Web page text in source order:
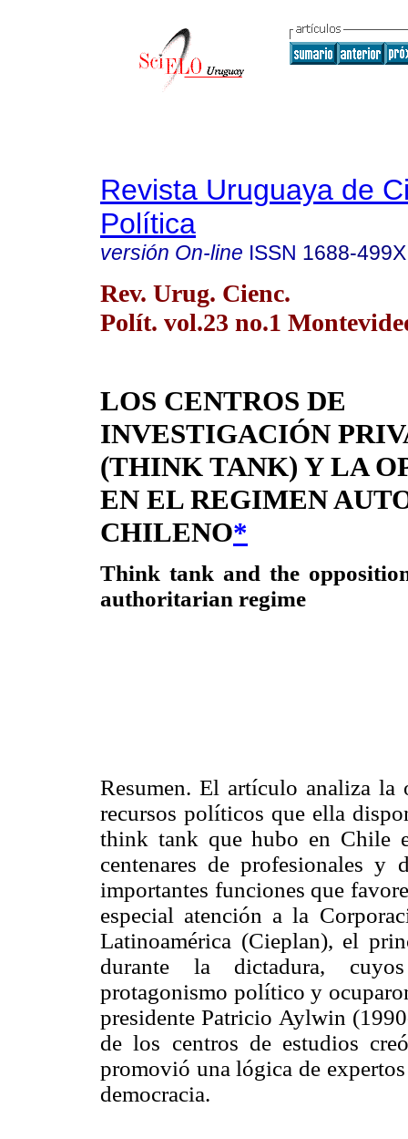
Revista Uruguaya de
Política
versión On-line ISSN 1688-499X
Rev. Urug. Cienc.
Polít. vol.23 no.1
LOS CENTROS DE
INVESTIGACIÓN
(THINK TANK) Y LA
EN EL REGIMEN
CHILENO*
Think tank and the
authoritarian regime
Resumen. El artículo analiza
recursos políticos que ella
think tank que hubo en Chile
centenares de profesionales y
importantes funciones que
especial atención a la
Latinoamérica (Cieplan), el
durante la dictadura,
protagonismo político y
presidente Patricio Aylwin
de los centros de estudios
promovió una lógica de
democracia.